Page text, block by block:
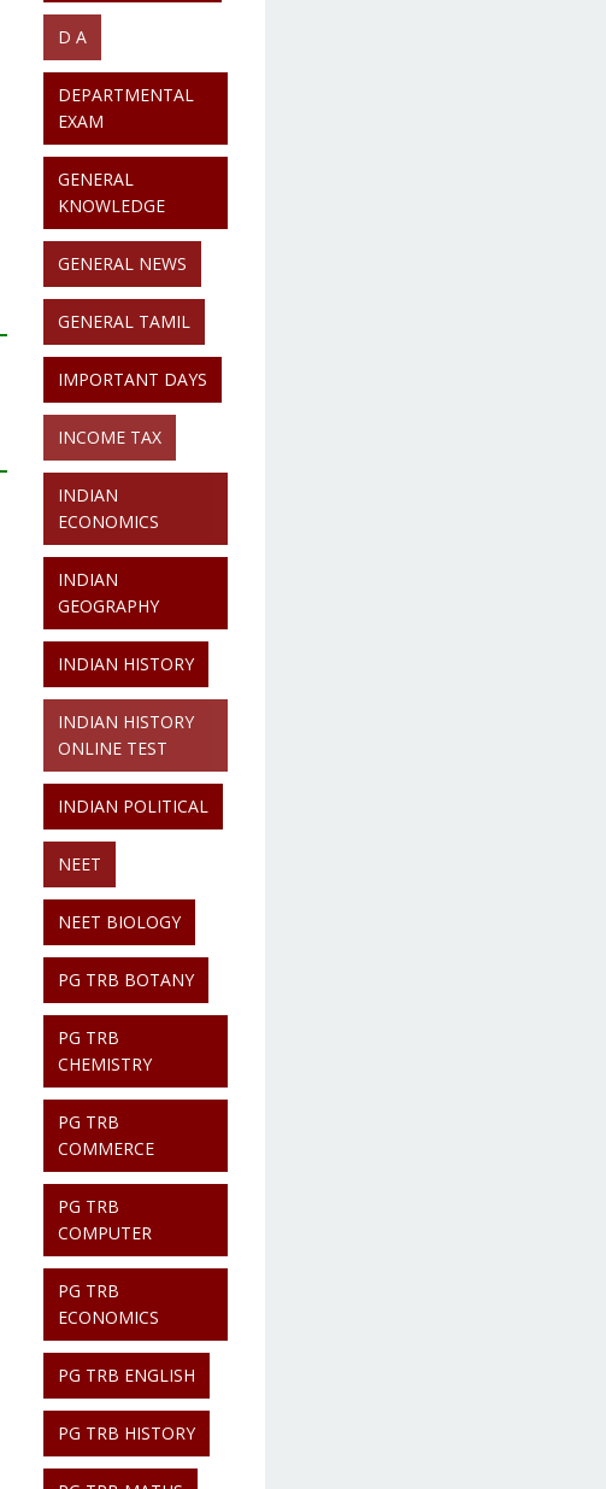
D A
DEPARTMENTAL
EXAM
GENERAL
KNOWLEDGE
GENERAL NEWS
GENERAL TAMIL
IMPORTANT DAYS
INCOME TAX
INDIAN
ECONOMICS
INDIAN
GEOGRAPHY
INDIAN HISTORY
INDIAN HISTORY
ONLINE TEST
INDIAN POLITICAL
NEET
NEET BIOLOGY
PG TRB BOTANY
PG TRB
CHEMISTRY
PG TRB
COMMERCE
PG TRB
COMPUTER
PG TRB
ECONOMICS
PG TRB ENGLISH
PG TRB HISTORY